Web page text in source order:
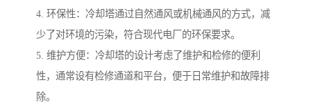
4. 环保性：冷却塔通过自然通风或机械通风的方式，减
少了对环境的污染，符合现代电厂的环保要求。
5. 维护方便：冷却塔的设计考虑了维护和检修的便利
性，通常设有检修通道和平台，便于日常维护和故障排
除。